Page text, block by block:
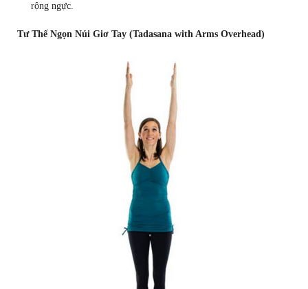
rộng ngực.
Tư Thế Ngọn Núi Giơ Tay (Tadasana with Arms Overhead)